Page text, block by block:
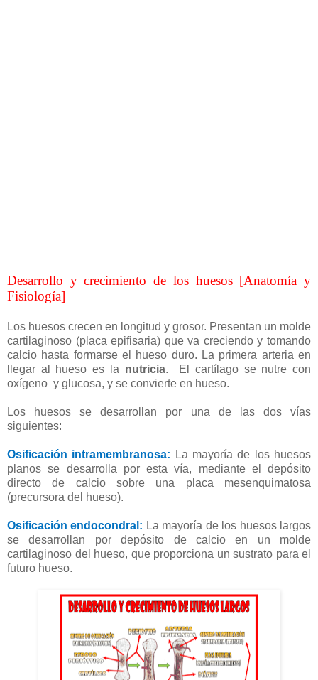
Desarrollo y crecimiento de los huesos [Anatomía y
Fisiología]
Los huesos crecen en longitud y grosor. Presentan un molde
cartilaginoso (placa epifisaria) que va creciendo y tomando
calcio hasta formarse el hueso duro. La primera arteria en
llegar al hueso es la nutricia. El cartílago se nutre con
oxígeno y glucosa, y se convierte en hueso.
Los huesos se desarrollan por una de las dos vías
siguientes:
Osificación intramembranosa: La mayoría de los huesos
planos se desarrolla por esta vía, mediante el depósito
directo de calcio sobre una placa mesenquimatosa
(precursora del hueso).
Osificación endocondral : La mayoría de los huesos largos
se desarrollan por depósito de calcio en un molde
cartilaginoso del hueso, que proporciona un sustrato para el
futuro hueso.